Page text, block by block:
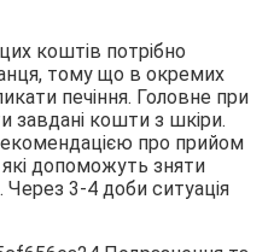
коштів потрібно
тому що в окремих
печіння. Головне при
завдані кошти з шкіри.
про прийом
які допоможуть зняти
Через 3-4 доби ситуація